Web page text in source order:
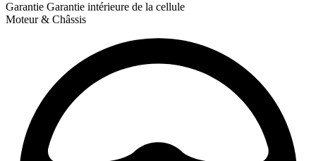
Garantie Garantie intérieure de la cellule
Moteur & Châssis